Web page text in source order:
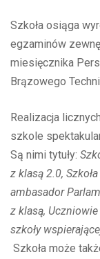
Szkoła osiąga
egzaminów
miesięcznika
Brązowego
Realizacja
szkole
Są nimi tytuły:
z klasą 2.0,
ambasador
z klasą,
szkoły
Szkoła może